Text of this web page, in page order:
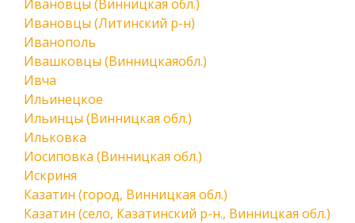
Ивановцы (Винницкая обл.)
Ивановцы (Литинский р-н)
Иванополь
Ивашковцы (Винницкаяобл.)
Ивча
Ильинецкое
Ильинцы (Винницкая обл.)
Ильковка
Иосиповка (Винницкая обл.)
Искриня
Казатин (город, Винницкая обл.)
Казатин (село, Казатинский р-н., Винницкая обл.)